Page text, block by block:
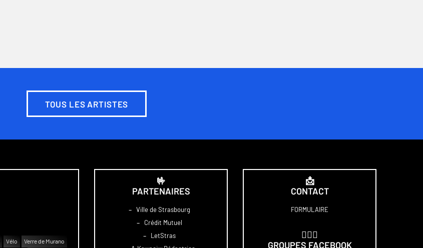
TOUS LES ARTISTES
Vélo
Verre de Murano
🤟
PARTENAIRES
– Ville de Strasbourg
– Crédit Mutuel
– LetStras
📩
CONTACT
FORMULAIRE
🏋🏻‍♀️
GROUPES FACEBOOK